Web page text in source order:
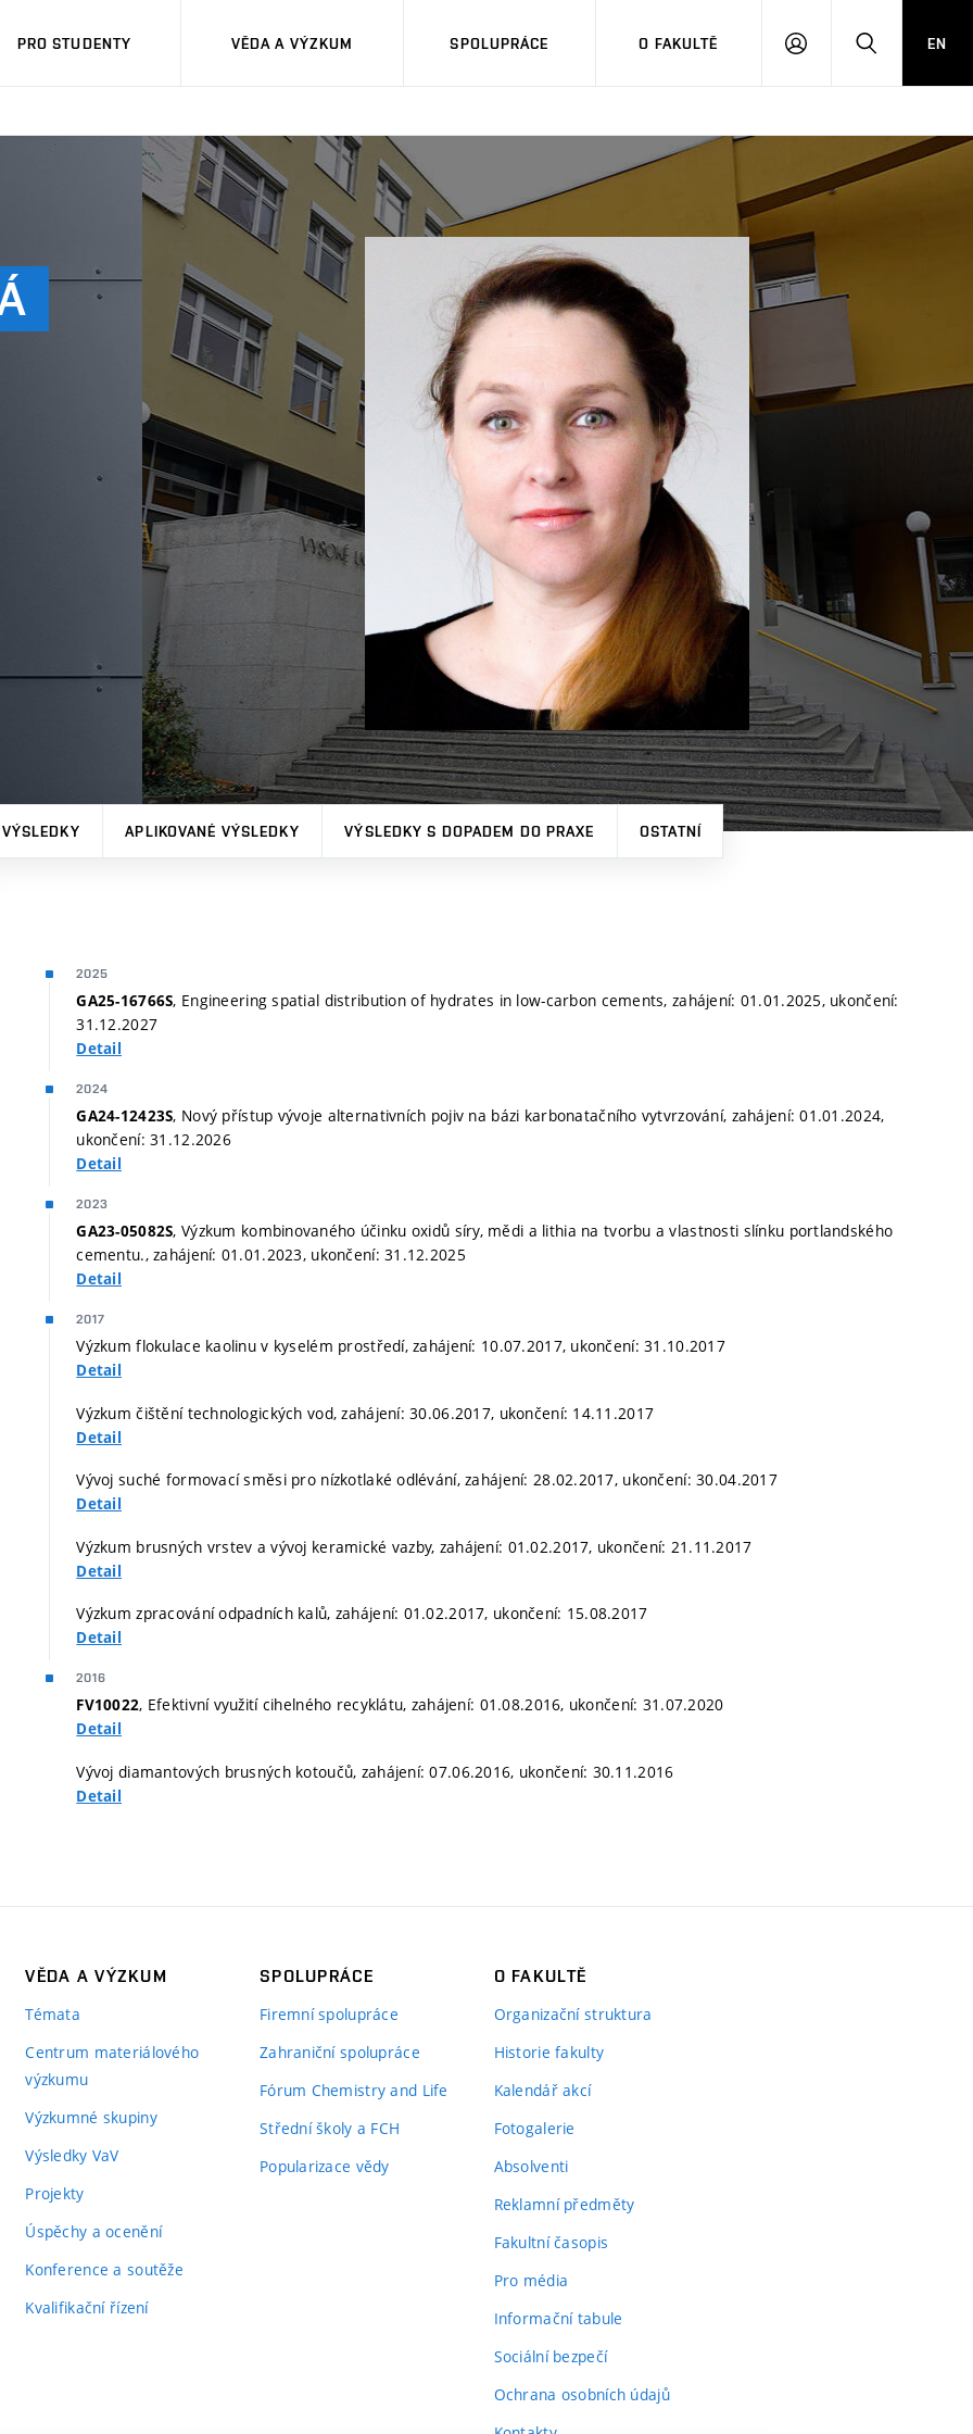
PRO STUDENTY VĚDA A VÝZKUM SPOLUPRÁCE O FAKULTĚ
PŘIHLÁSITHLEDAT
EN
APLIKOVANÉ VÝSLEDKY VÝSLEDKY S DOPADEM DO PRAXE OSTATNÍ
2025
GA25-16766S, Engineering spatial distribution of hydrates in low-carbon cements, zahájení: 01.01.2025, ukončení:
31.12.2027
Detail
2024
GA24-12423S, Nový přístup vývoje alternativních pojiv na bázi karbonatačního vytvrzování, zahájení: 01.01.2024,
ukončení: 31.12.2026
Detail
2023
GA23-05082S, Výzkum kombinovaného účinku oxidů síry, mědi a lithia na tvorbu a vlastnosti slínku portlandského
cementu., zahájení: 01.01.2023, ukončení: 31.12.2025
Detail
2017
Výzkum flokulace kaolinu v kyselém prostředí, zahájení: 10.07.2017, ukončení: 31.10.2017
Detail
Výzkum čištění technologických vod, zahájení: 30.06.2017, ukončení: 14.11.2017
Detail
Vývoj suché formovací směsi pro nízkotlaké odlévání, zahájení: 28.02.2017, ukončení: 30.04.2017
Detail
Výzkum brusných vrstev a vývoj keramické vazby, zahájení: 01.02.2017, ukončení: 21.11.2017
Detail
Výzkum zpracování odpadních kalů, zahájení: 01.02.2017, ukončení: 15.08.2017
Detail
2016
FV10022, Efektivní využití cihelného recyklátu, zahájení: 01.08.2016, ukončení: 31.07.2020
Detail
Vývoj diamantových brusných kotoučů, zahájení: 07.06.2016, ukončení: 30.11.2016
Detail
VĚDA A VÝZKUM
Témata
Centrum materiálového
výzkumu
Výzkumné skupiny
Výsledky VaV
Projekty
Úspěchy a ocenění
Konference a soutěže
Kvalifikační řízení
SPOLUPRÁCE
Firemní spolupráce
Zahraniční spolupráce
Fórum Chemistry and Life
Střední školy a FCH
Popularizace vědy
O FAKULTĚ
Organizační struktura
Historie fakulty
Kalendář akcí
Fotogalerie
Absolventi
Reklamní předměty
Fakultní časopis
Pro média
Informační tabule
Sociální bezpečí
Ochrana osobních údajů